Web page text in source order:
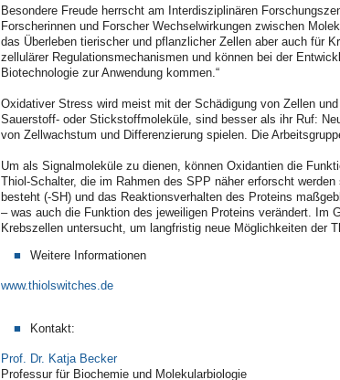
Besondere Freude herrscht am Interdisziplinären
Forscherinnen und Forscher Wechselwirkungen zwischen
das Überleben tierischer und pflanzlicher Zellen aber auch für
zellulärer Regulationsmechanismen und können bei der
Biotechnologie zur Anwendung kommen.“
Oxidativer Stress wird meist mit der Schädigung von Zellen
Sauerstoff- oder Stickstoffmoleküle, sind besser als ihr Ruf:
von Zellwachstum und Differenzierung spielen. Die
Um als Signalmoleküle zu dienen, können Oxidantien die
Thiol-Schalter, die im Rahmen des SPP näher erforscht
besteht (-SH) und das Reaktionsverhalten des Proteins
– was auch die Funktion des jeweiligen Proteins verändert. Im
Krebszellen untersucht, um langfristig neue Möglichkeiten der
Weitere Informationen
www.thiolswitches.de
Kontakt:
Prof. Dr. Katja Becker
Professur für Biochemie und Molekularbiologie